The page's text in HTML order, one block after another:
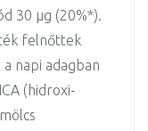
30 µg (20%*).
felnőttek
a napi adagban
(hidroxi-